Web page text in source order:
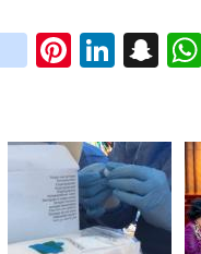
in
st
ra
m
Pi
nt
es
t
Li
n
dI
n
S
n
pc
h
at